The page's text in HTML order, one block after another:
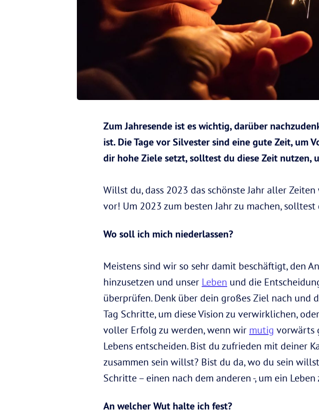
Zum Jahresende ist es wichtig, darüber
ist. Die Tage vor Silvester sind eine gute Zeit, um
dir hohe Ziele setzt, solltest du diese Zeit nutzen,
Willst du, dass 2023 das schönste Jahr aller
vor! Um 2023 zum besten Jahr zu machen,
Wo soll ich mich niederlassen?
Meistens sind wir so sehr damit beschäftigt, den
hinzusetzen und unser Leben und die
überprüfen. Denk über dein großes Ziel nach und
Tag Schritte, um diese Vision zu verwirklichen,
voller Erfolg zu werden, wenn wir mutig vorwärts
Lebens entscheiden. Bist du zufrieden mit deiner
zusammen sein willst? Bist du da, wo du sein
Schritte – einen nach dem anderen -, um ein
An welcher Wut halte ich fest?